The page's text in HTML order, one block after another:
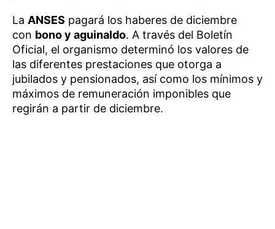
La ANSES pagará los haberes de diciembre
con bono y aguinaldo. A través del Boletín
Oficial, el organismo determinó los valores de
las diferentes prestaciones que otorga a
jubilados y pensionados, así como los mínimos y
máximos de remuneración imponibles que
regirán a partir de diciembre.